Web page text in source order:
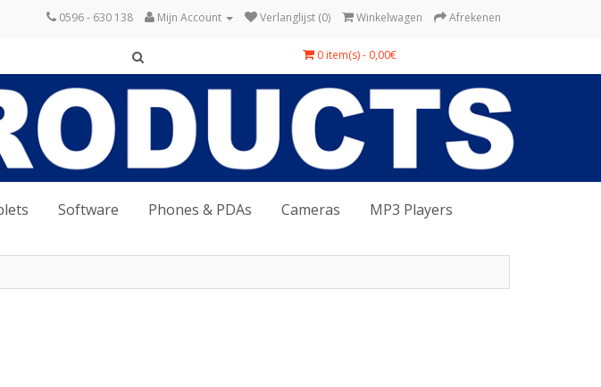
0596 - 630 138 Mijn Account Verlanglijst (0) Winkelwagen Afrekenen
0 item(s) - 0,00€
Software Phones & PDAs Cameras MP3 Players